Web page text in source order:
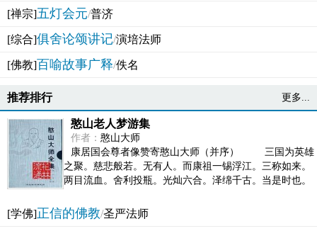
[禅宗]五灯会元/普济
[综合]俱舍论颂讲记/演培法师
[佛教]百喻故事广释/佚名
推荐排行 更多...
憨山老人梦游集
作者： 憨山大师
康居国会尊者像赞寄憨山大师（并序） 三国为英雄
之聚。慈悲般若。无有人。而康祖一锡浮江。三称如来。
两目流血。舍利投瓶。光灿六合。泽绵千古。当是时也。
[学佛]正信的佛教/圣严法师